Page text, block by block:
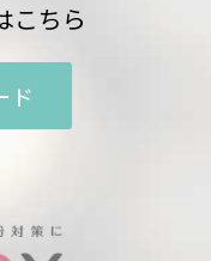
こちら
ド